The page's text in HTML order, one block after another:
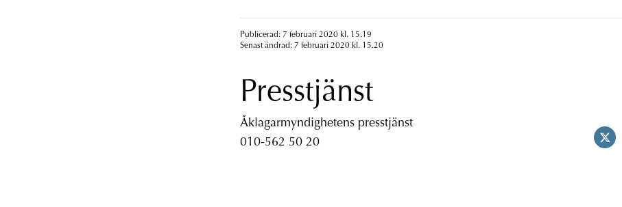
Publicerad: 7 februari 2020 kl. 15.19
Senast ändrad: 7 februari 2020 kl. 15.20
Presstjänst
Åklagarmyndighetens presstjänst
010-562 50 20